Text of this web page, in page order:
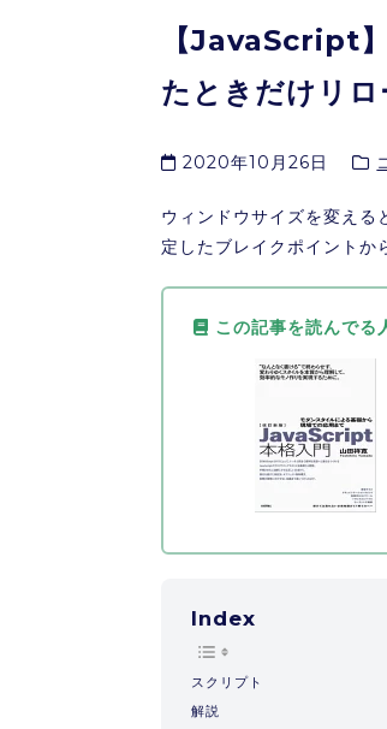
【JavaScript
たときだけリロ
2020年10月26日
ウィンドウサイズを変える
定したブレイクポイントか
この記事を読んでる
Index
スクリプト
解説